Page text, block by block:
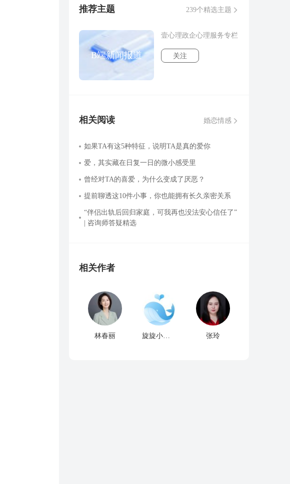
推荐主题 239个精选主题
B端新闻报道
壹心理政企心理服务专栏
关注
相关阅读 婚恋情感
如果TA有这5种特征，说明TA是真的爱你
爱，其实藏在日复一日的微小感受里
曾经对TA的喜爱，为什么变成了厌恶？
提前聊透这10件小事，你也能拥有长久亲密关系
“伴侣出轨后回归家庭，可我再也没法安心信任了”
| 咨询师答疑精选
相关作者
林春丽 旋旋小可爱 张玲